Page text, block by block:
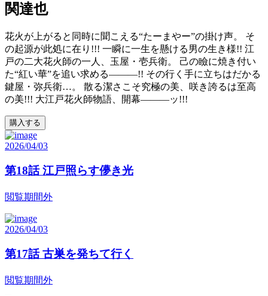
関達也
花火が上がると同時に聞こえる“たーまやー”の掛け声。 そ
の起源が此処に在り!!! 一瞬に一生を懸ける男の生き様!! 江
戸の二大花火師の一人、玉屋・壱兵衛。 己の瞼に焼き付い
た“紅い華”を追い求める―――!! その行く手に立ちはだかる
鍵屋・弥兵衛…。 散る潔さこそ究極の美、咲き誇るは至高
の美!!! 大江戸花火師物語、開幕―――ッ!!!
購入する
2026/04/03
第18話 江戸照らす儚き光
閲覧期間外
2026/04/03
第17話 古巣を発ちて行く
閲覧期間外